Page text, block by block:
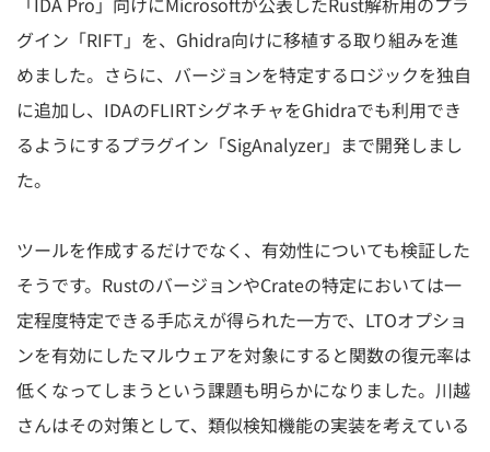
グイン「RIFT」を、Ghidra向けに移植する取り組みを進
めました。さらに、バージョンを特定するロジックを独自
に追加し、IDAのFLIRTシグネチャをGhidraでも利用でき
るようにするプラグイン「SigAnalyzer」まで開発しまし
た。
ツールを作成するだけでなく、有効性についても検証した
そうです。RustのバージョンやCrateの特定においては一
定程度特定できる手応えが得られた一方で、LTOオプショ
ンを有効にしたマルウェアを対象にすると関数の復元率は
低くなってしまうという課題も明らかになりました。川越
さんはその対策として、類似検知機能の実装を考えている